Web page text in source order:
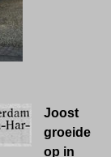
Joost
groeide
op in